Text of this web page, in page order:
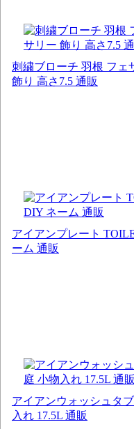
刺繍ブローチ 羽根 フェ
飾り 高さ7.5 通販
アイアンプレート
ーム 通販
アイアンウォッシュタ
入れ 17.5L 通販